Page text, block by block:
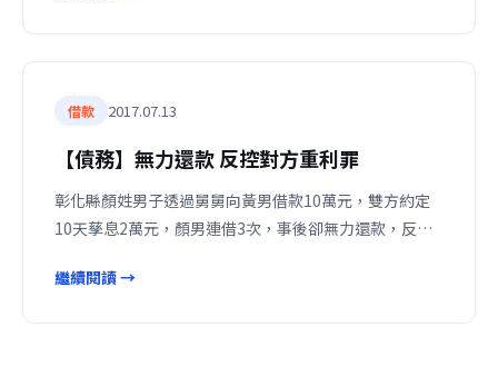
借款 2017.07.13
【債務】無力還款 反控對方重利罪
彰化縣顏姓男子透過舅舅向黃男借款10萬元，雙方約定
10天孳息2萬元，顏男連借3次，事後卻無力還款，反…
繼續閱讀 →